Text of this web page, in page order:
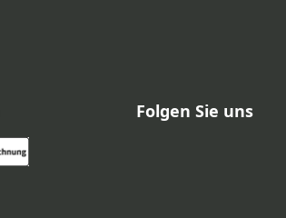
Folgen Sie uns